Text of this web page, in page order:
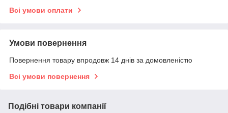
Всі умови оплати
Умови повернення
Повернення товару впродовж 14 днів за домовленістю
Всі умови повернення
Подібні товари компанії